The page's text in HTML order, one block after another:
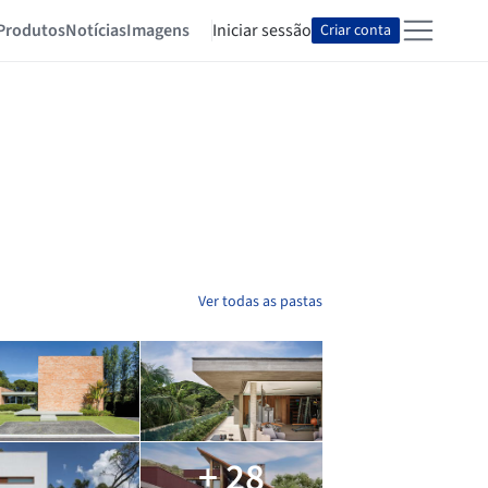
NotíciasImagens Iniciar sessão Criar conta
Ver todas as pastas